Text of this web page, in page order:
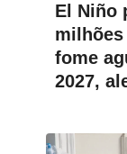
El Niño
milhões
fome
2027,